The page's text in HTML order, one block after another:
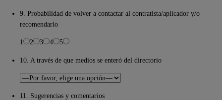
9. Probabilidad de volver a contactar al contratista/aplicador y/o
recomendarlo
1 2 3 4 5
10. A través de que medios se enteró del directorio
11. Sugerencias y comentarios